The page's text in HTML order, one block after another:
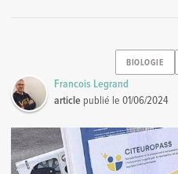
BIOLOGIE
Francois Legrand
article publié le01/06/2024